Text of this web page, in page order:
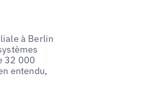
à Berlin
32 000
entendu,